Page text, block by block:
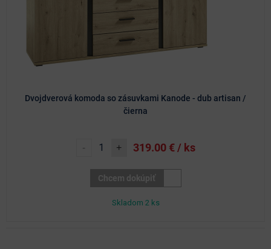
Dvojdverová komoda so zásuvkami Kanode - dub artisan /
čierna
- + 319.00€ / ks
Chcem dokúpiť
Skladom 2 ks